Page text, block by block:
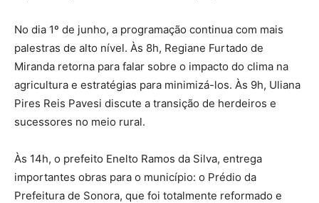
No dia 1º de junho, a programação continua com mais
palestras de alto nível. Às 8h, Regiane Furtado de
Miranda retorna para falar sobre o impacto do clima na
agricultura e estratégias para minimizá-los. Às 9h, Uliana
Pires Reis Pavesi discute a transição de herdeiros e
sucessores no meio rural.
Às 14h, o prefeito Enelto Ramos da Silva, entrega
importantes obras para o município: o Prédio da
Prefeitura de Sonora, que foi totalmente reformado e